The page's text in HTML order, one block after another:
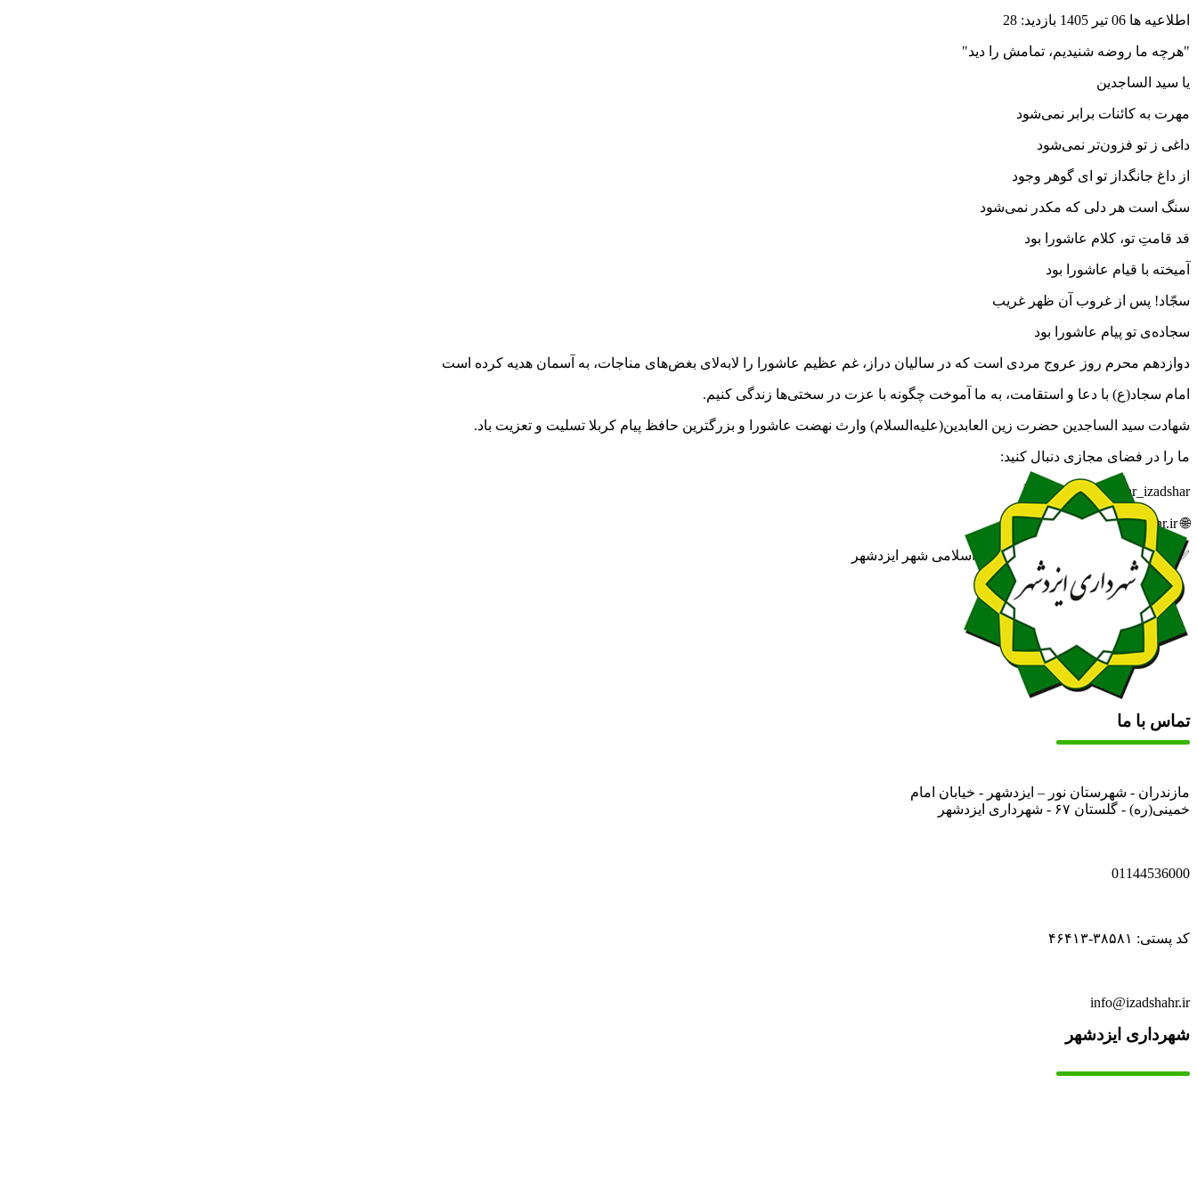
اطلاعیه ها 06 تیر 1405 بازدید: 28
"هرچه ما روضه شنیدیم، تمامش را دید"
یا سید الساجدین
مهرت به کائنات برابر نمی‌شود
داغی ز تو فزون‌تر نمی‌شود
از داغ جانگداز تو ای گوهر وجود
سنگ است هر دلی که مکدر نمی‌شود
قد قامتِ تو، کلام عاشورا بود
آمیخته با قیام عاشورا بود
سجّاد! پس از غروب آن ظهر غریب
سجاده‌ی تو پیام عاشورا بود
دوازدهم محرم روز عروج مردی است که در سالیان دراز، غم عظیم عاشورا را لابه‌لای بغض‌های مناجات، به آسمان هدیه کرده است
امام سجاد(ع) با دعا و استقامت، به ما آموخت چگونه با عزت در سختی‌ها زندگی کنیم.
شهادت سید الساجدین حضرت زین العابدین(علیه‌السلام) وارث نهضت عاشورا و بزرگترین حافظ پیام کربلا تسلیت و تعزیت باد.
ما را در فضای مجازی دنبال کنید:
🆔 eitaa.com/khabar_izadshar
🌐 izadshahr.ir
✅ روابط عمومی شهرداری و شورای اسلامی شهر ایزدشهر
تماس با ما
مازندران - شهرستان نور – ایزدشهر - خیابان امام
خمینی(ره) - گلستان ۶۷ - شهرداری ایزدشهر
01144536000
کد پستی: ۳۸۵۸۱-۴۶۴۱۳
info@izadshahr.ir
شهرداری ایزدشهر